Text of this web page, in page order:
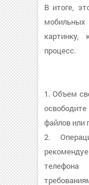
В итоге,
картинку,
процесс.
1. Объем
файлов или
2.